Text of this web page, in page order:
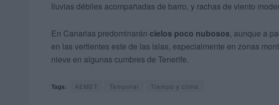
lluvias débiles acompañadas de barro, y rachas de viento
En Canarias predominarán cielos poco nubosos, aunque a
en las vertientes este de las islas, especialmente en zonas
nieve en algunas cumbres de Tenerife.
Tags: AEMET Temporal Tiempo y clima